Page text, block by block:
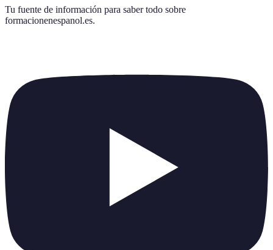
Tu fuente de información para saber todo sobre
formacionenespanol.es.